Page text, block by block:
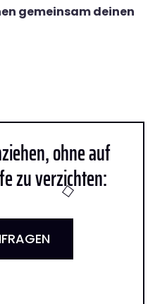
gemeinsam deinen
ohne auf
zu verzichten: